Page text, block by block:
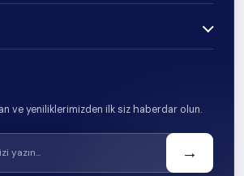
ve yeniliklerimizden ilk siz haberdar olun.
→